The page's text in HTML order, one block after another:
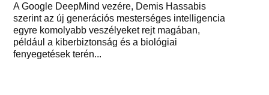
A Google DeepMind vezére, Demis Hassabis
szerint az új generációs mesterséges intelligencia
egyre komolyabb veszélyeket rejt magában,
például a kiberbiztonság és a biológiai
fenyegetések terén...